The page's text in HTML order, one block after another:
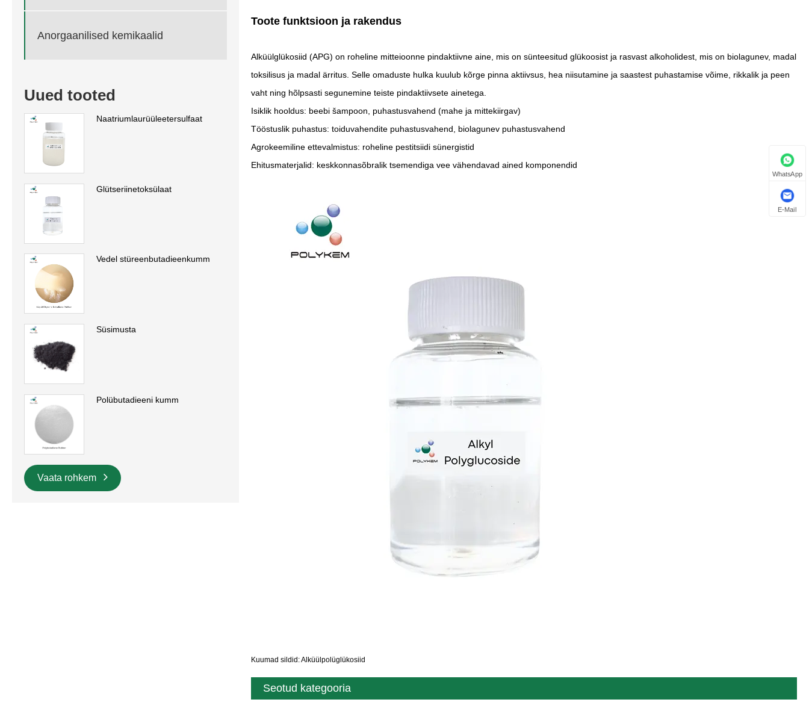
Anorgaanilised kemikaalid
Uued tooted
Naatriumlaurüüleetersulfaat
Glütseriinetoksülaat
Vedel stüreenbutadieenkumm
Süsimusta
Polübutadieeni kumm
Vaata rohkem
Toote funktsioon ja rakendus
Alküülglükosiid (APG) on roheline mitteioonne pindaktiivne aine, mis on sünteesitud glükoosist ja rasvast alkoholidest, mis on biolagunev, madal
toksilisus ja madal ärritus. Selle omaduste hulka kuulub kõrge pinna aktiivsus, hea niisutamine ja saastest puhastamise võime, rikkalik ja peen
vaht ning hõlpsasti segunemine teiste pindaktiivsete ainetega.
Isiklik hooldus: beebi šampoon, puhastusvahend (mahe ja mittekiirgav)
Tööstuslik puhastus: toiduvahendite puhastusvahend, biolagunev puhastusvahend
Agrokeemiline ettevalmistus: roheline pestitsiidi sünergistid
Ehitusmaterjalid: keskkonnasõbralik tsemendiga vee vähendavad ained komponendid
Kuumad sildid: Alküülpolüglükosiid
Seotud kategooria
WhatsApp
E-Mail